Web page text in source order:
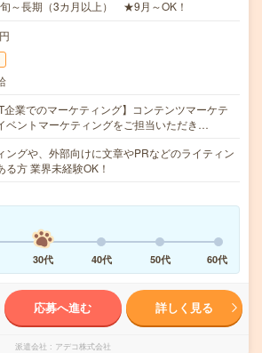
～長期（3カ月以上） ★9月～OK！
企業でのマーケティング】コンテンツマーケテ
ベントマーケティングをご担当いただき…
ングや、外部向けに文章やPRなどのライティン
る方 業界未経験OK！
30代 40代 50代 60代
応募へ進む 詳しく見る
派遣会社 アデコ株式会社